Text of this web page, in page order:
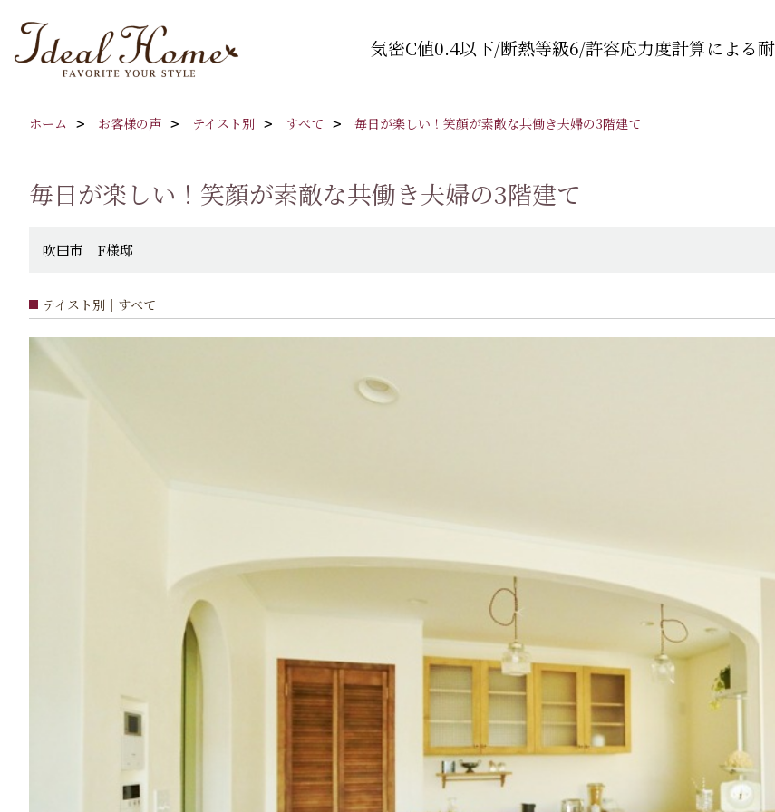
気密C値0.4以下/断熱等級6/許容応力度計算による
ホーム お客様の声 テイスト別 すべて 毎日が楽しい！笑顔が素敵な共働き夫婦の3階建て
毎日が楽しい！笑顔が素敵な共働き夫婦の3階建て
吹田市 F様邸
テイスト別｜すべて